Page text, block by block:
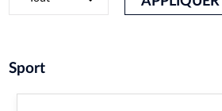
Sport